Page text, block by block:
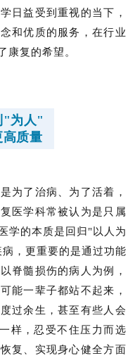
日益受到重视的当下，
和优质的服务，在行业
康复的希望。
"为人"
高质量
为了治病、为了活着，
医学科常被认为是只属
学的本质是回归"以人为
，更重要的是通过功能
脊髓损伤的病人为例，
能一辈子都站不起来，
过余生，甚至有些人会
样，忍受不住压力而选
复、实现身心健全方面